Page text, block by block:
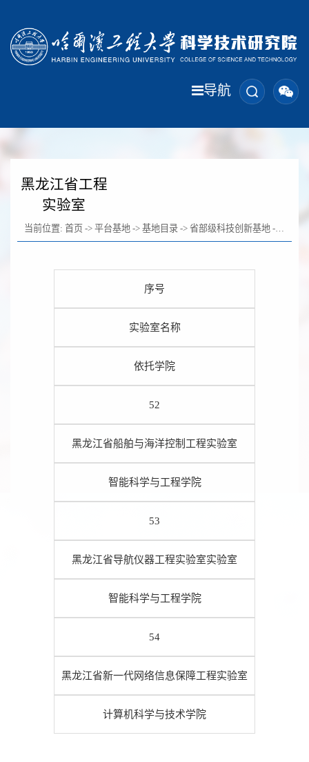
导航
黑龙江省工程
实验室
当前位置: 首页 -> 平台基地 -> 基地目录 -> 省部级科技创新基地 -> 黑龙
序号
实验室名称
依托学院
52
黑龙江省船舶与海洋控制工程实验室
智能科学与工程学院
53
黑龙江省导航仪器工程实验室实验室
智能科学与工程学院
54
黑龙江省新一代网络信息保障工程实验室
计算机科学与技术学院